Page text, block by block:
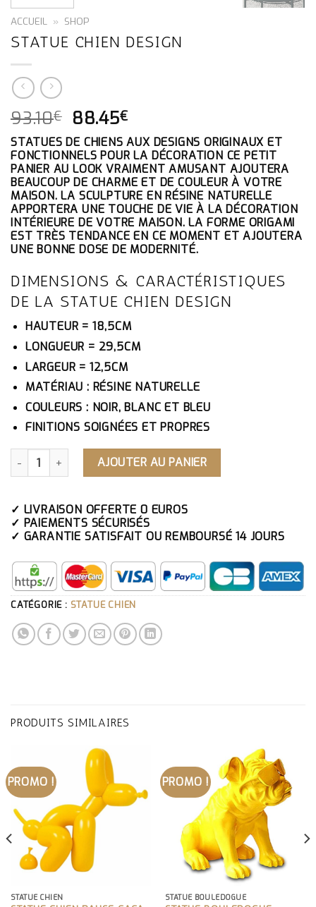
ACCUEIL » SHOP
STATUE CHIEN DESIGN
93.10€ LE
PRIX
INITIAL
ÉTAIT :
93.10€.
88.45€LE
PRIX
ACTUEL
EST :
88.45€.
STATUES DE CHIENS AUX DESIGNS ORIGINAUX ET
FONCTIONNELS POUR LA DÉCORATION CE PETIT
PANIER AU LOOK VRAIMENT AMUSANT AJOUTERA
BEAUCOUP DE CHARME ET DE COULEUR À VOTRE
MAISON. LA SCULPTURE EN RÉSINE NATURELLE
APPORTERA UNE TOUCHE DE VIE À LA DÉCORATION
INTÉRIEURE DE VOTRE MAISON. LA FORME ORIGAMI
EST TRÈS TENDANCE EN CE MOMENT ET AJOUTERA
UNE BONNE DOSE DE MODERNITÉ.
DIMENSIONS & CARACTÉRISTIQUES
DE LA STATUE CHIEN DESIGN
HAUTEUR = 18,5CM
LONGUEUR = 29,5CM
LARGEUR = 12,5CM
MATÉRIAU : RÉSINE NATURELLE
COULEURS : NOIR, BLANC ET BLEU
FINITIONS SOIGNÉES ET PROPRES
QUANTITÉ DE STATUE CHIEN DESIGN
AJOUTER AU PANIER
✓ LIVRAISON OFFERTE 0 EUROS
✓ PAIEMENTS SÉCURISÉS
✓ GARANTIE SATISFAIT OU REMBOURSÉ 14 JOURS
CATÉGORIE : STATUE CHIEN
PRODUITS SIMILAIRES
PROMO !
STATUE CHIEN
PROMO !
STATUE BOULEDOGUE